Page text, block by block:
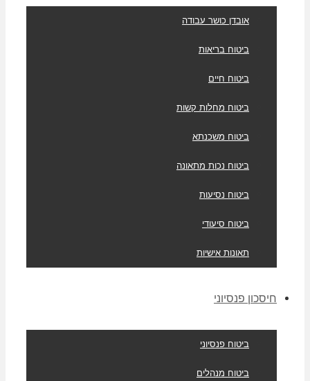
אובדן כושר עבודה
ביטוח בריאות
ביטוח חיים
ביטוח מחלות קשות
ביטוח משכנתא
ביטוח נכות מתאונה
ביטוח נסיעות
ביטוח סיעודי
תאונות אישיות
חיסכון פנסיוני
ביטוח פנסיוני
ביטוח מנהלים